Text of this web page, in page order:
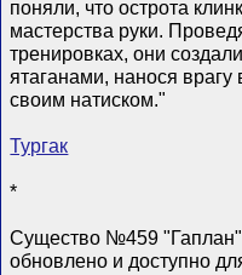
поняли, что острота
мастерства руки.
тренировках, они
ятаганами, нанося
своим натиском."
Тургак
*
Существо №459
обновлено и доступно